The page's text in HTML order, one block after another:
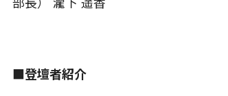
■登壇者紹介